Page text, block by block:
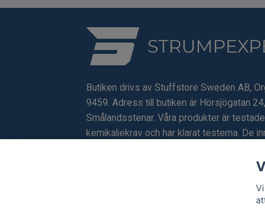
Butiken drivs av Stuffstore Sweden AB,
9459. Adress till butiken är Hörsjögatan
Smålandsstenar. Våra produkter är
kemikaliekrav och har klarat testerna. De